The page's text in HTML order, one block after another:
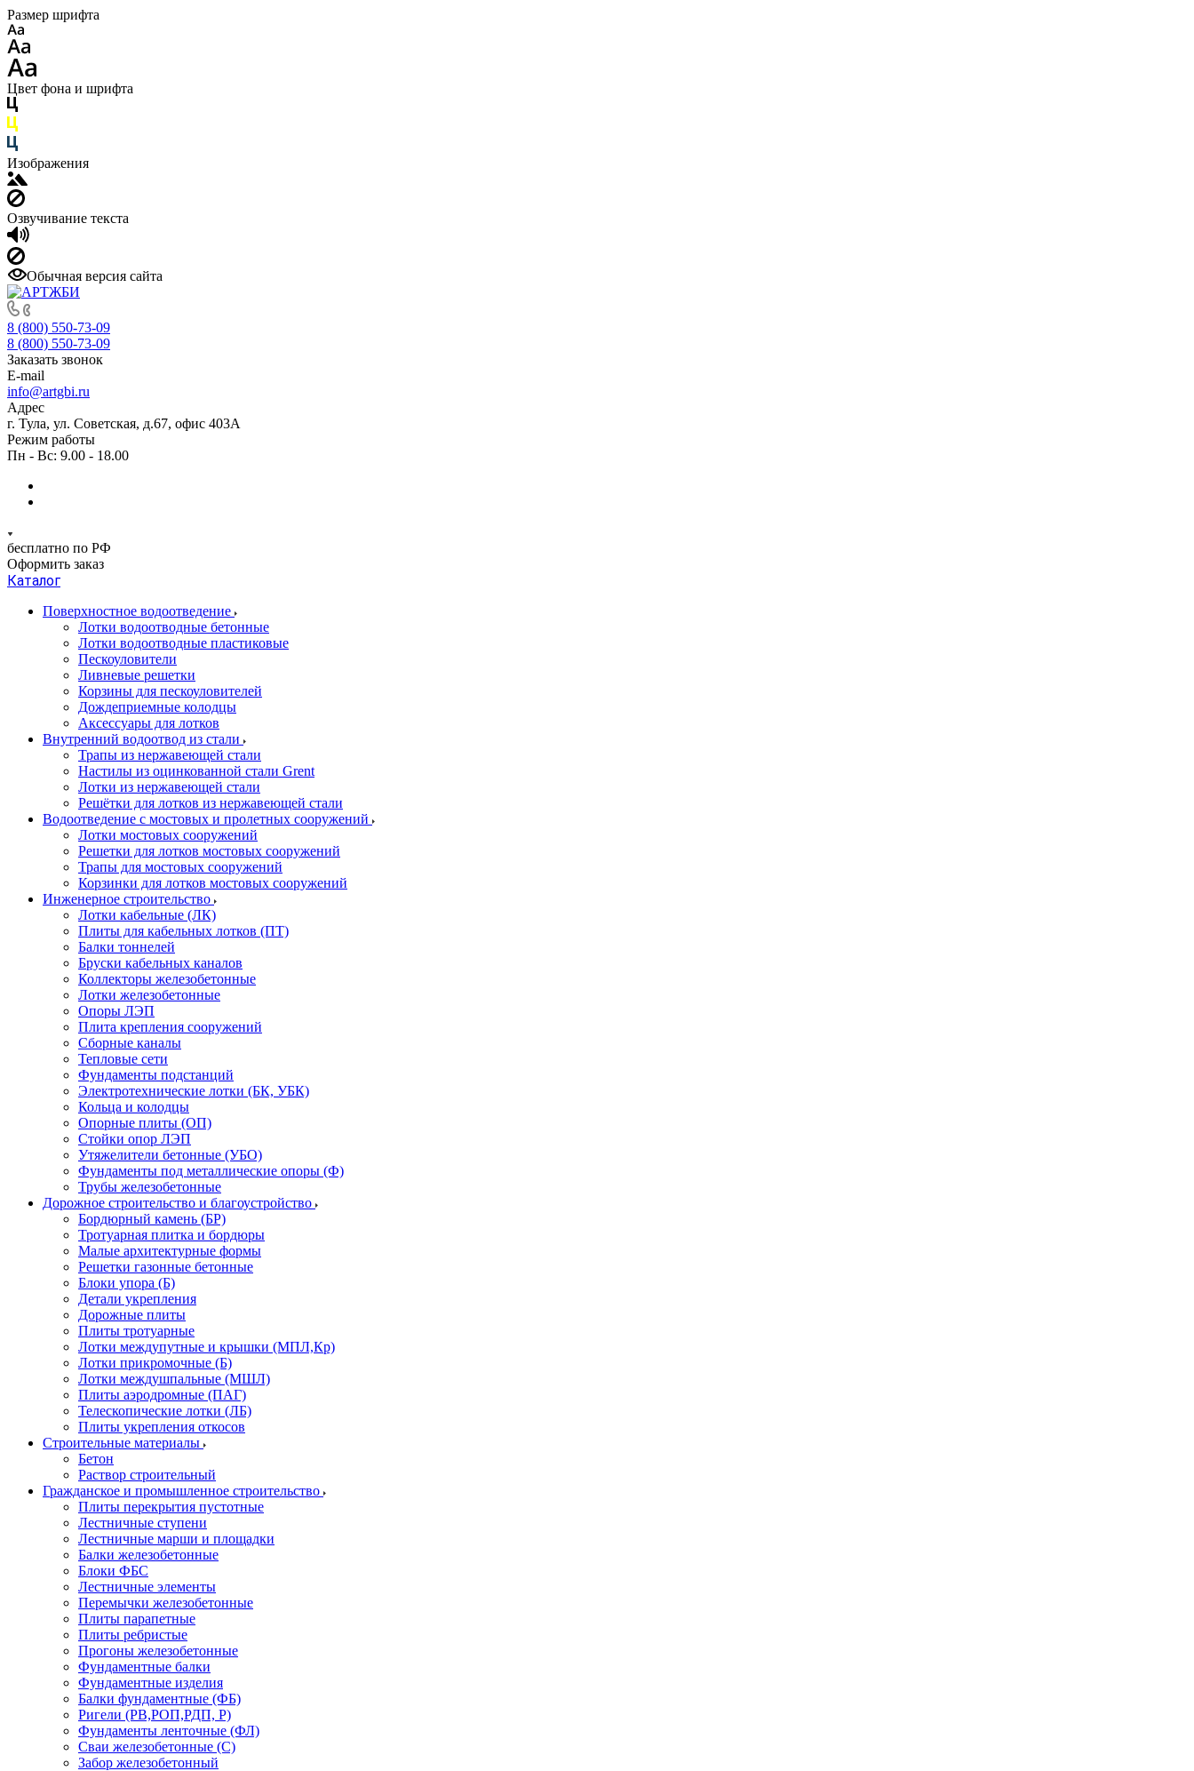
Размер шрифта
Цвет фона и шрифта
Изображения
Озвучивание текста
Обычная версия сайта
8 (800) 550-73-09
8 (800) 550-73-09
Заказать звонок
E-mail
info@artgbi.ru
Адрес
г. Тула, ул. Советская, д.67, офис 403А
Режим работы
Пн - Вс: 9.00 - 18.00
бесплатно по РФ
Оформить заказ
Каталог
Поверхностное водоотведение
Лотки водоотводные бетонные
Лотки водоотводные пластиковые
Пескоуловители
Ливневые решетки
Корзины для пескоуловителей
Дождеприемные колодцы
Аксессуары для лотков
Внутренний водоотвод из стали
Трапы из нержавеющей стали
Настилы из оцинкованной стали Grent
Лотки из нержавеющей стали
Решётки для лотков из нержавеющей стали
Водоотведение с мостовых и пролетных сооружений
Лотки мостовых сооружений
Решетки для лотков мостовых сооружений
Трапы для мостовых сооружений
Корзинки для лотков мостовых сооружений
Инженерное строительство
Лотки кабельные (ЛК)
Плиты для кабельных лотков (ПТ)
Балки тоннелей
Бруски кабельных каналов
Коллекторы железобетонные
Лотки железобетонные
Опоры ЛЭП
Плита крепления сооружений
Сборные каналы
Тепловые сети
Фундаменты подстанций
Электротехнические лотки (БК, УБК)
Кольца и колодцы
Опорные плиты (ОП)
Стойки опор ЛЭП
Утяжелители бетонные (УБО)
Фундаменты под металлические опоры (Ф)
Трубы железобетонные
Дорожное строительство и благоустройство
Бордюрный камень (БР)
Тротуарная плитка и бордюры
Малые архитектурные формы
Решетки газонные бетонные
Блоки упора (Б)
Детали укрепления
Дорожные плиты
Плиты тротуарные
Лотки междупутные и крышки (МПЛ,Кр)
Лотки прикромочные (Б)
Лотки междушпальные (МШЛ)
Плиты аэродромные (ПАГ)
Телескопические лотки (ЛБ)
Плиты укрепления откосов
Строительные материалы
Бетон
Раствор строительный
Гражданское и промышленное строительство
Плиты перекрытия пустотные
Лестничные ступени
Лестничные марши и площадки
Балки железобетонные
Блоки ФБС
Лестничные элементы
Перемычки железобетонные
Плиты парапетные
Плиты ребристые
Прогоны железобетонные
Фундаментные балки
Фундаментные изделия
Балки фундаментные (ФБ)
Ригели (РВ,РОП,РДП, Р)
Фундаменты ленточные (ФЛ)
Сваи железобетонные (С)
Забор железобетонный